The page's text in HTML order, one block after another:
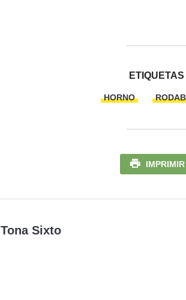
ETIQUETAS
HORNO
IMPRIMIR
Tona Sixto